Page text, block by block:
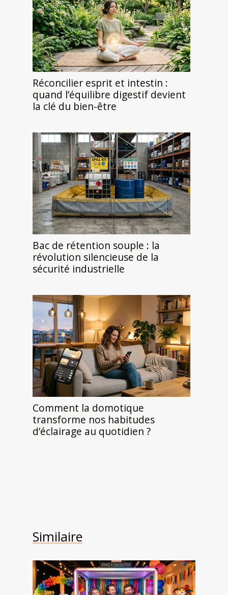
Réconcilier esprit et intestin :
quand l’équilibre digestif devient
la clé du bien-être
Bac de rétention souple : la
révolution silencieuse de la
sécurité industrielle
Comment la domotique
transforme nos habitudes
d’éclairage au quotidien ?
Similaire